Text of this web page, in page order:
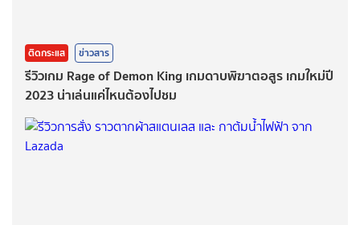
ติดกระแส ข่าวสาร
รีวิวเกม Rage of Demon King เกมดาบพิฆาตอสูร เกมใหม่ปี
2023 น่าเล่นแค่ไหนต้องไปชม